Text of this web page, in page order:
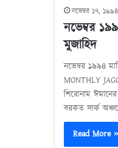
নভেম্বর ১৭, ১৯৯৪
নভেম্বর
মুজাহিদ
নভেম্বর ১৯৯৪
MONTHLY
শিরোনাম
বরকত সার্ক
Read More »